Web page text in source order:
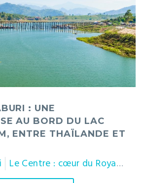
: UNE
AU BORD DU LAC
ENTRE THAÏLANDE ET
Le Centre : cœur du Royaume